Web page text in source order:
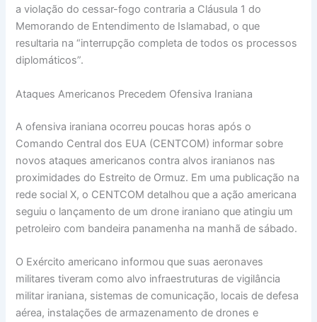
a violação do cessar-fogo contraria a Cláusula 1 do
Memorando de Entendimento de Islamabad, o que
resultaria na “interrupção completa de todos os processos
diplomáticos”.
Ataques Americanos Precedem Ofensiva Iraniana
A ofensiva iraniana ocorreu poucas horas após o
Comando Central dos EUA (CENTCOM) informar sobre
novos ataques americanos contra alvos iranianos nas
proximidades do Estreito de Ormuz. Em uma publicação na
rede social X, o CENTCOM detalhou que a ação americana
seguiu o lançamento de um drone iraniano que atingiu um
petroleiro com bandeira panamenha na manhã de sábado.
O Exército americano informou que suas aeronaves
militares tiveram como alvo infraestruturas de vigilância
militar iraniana, sistemas de comunicação, locais de defesa
aérea, instalações de armazenamento de drones e